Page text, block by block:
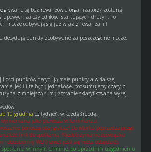
są bez rewanżów a organizatorzy zostaną
zależy od ilości startujących drużyn. Po
mecze odbywają się już wraz z rewanżami!
decydują punkty zdobywane za poszczególne mecze:
punktów decydują małe punkty a w dalszej
Jeśli i te będą jednakowe, podsumujemy czasy z
z mniejszą sumą zostanie sklasyfikowana wyżej.
10 grudnia co tydzień, w każdą śrdodę.
wymieniana jako pierwsza w terminarzu.
ponoszą obaj gracze! Do wtorku poprzedzającego
link do spotkania. Niedotrzymanie obowiązku
- obustronny WO (nawet jeśli się mecz odbędzie).
spotkania w innym terminie, po uprzednim uzgodnieniu